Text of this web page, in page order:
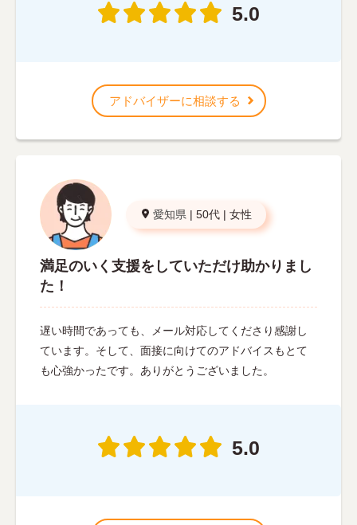
5.0
アドバイザーに相談する
愛知県 | 50代 | 女性
満足のいく支援をしていただけ助かりまし
た！
遅い時間であっても、メール対応してくださり感謝し
ています。そして、面接に向けてのアドバイスもとて
も心強かったです。ありがとうございました。
5.0